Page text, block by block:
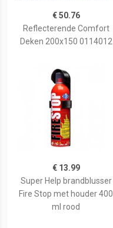
€ 50.76
Reflecterende Comfort
Deken 200x150 0114012
€ 13.99
Super Help brandblusser
Fire Stop met houder 400
ml rood